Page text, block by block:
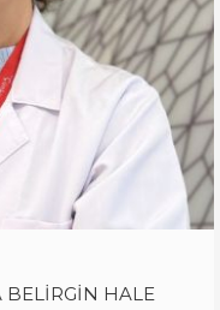
BELİRGİN HALE